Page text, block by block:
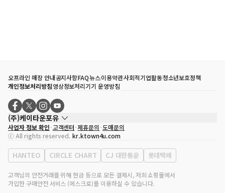
오프라인 매장 안내공지사항FAQ뉴스이용약관사회적기업활동청소년보호정책
개인정보처리방침영상정보처리기기 운영방침
(주)케이타운포유
대표자
송효민
사업자등록번호
120-87-71116
통신판매업 신고번호 제2011-서울강남-02223
대표전화
02-552-9855
사업자 정보 확인 고객센터 제휴문의 도매문의
ⓒ All rights reserved. kr.ktown4u.com
HANTEO CIRCLE CHART CJ 대한통운 롯데택배
고객님의 안전거래를 위해 현금 등으로 모든 결제시, 저희 쇼핑몰에서
가입한 구매안전 서비스 (에스크로)를 이용하실 수 있습니다.